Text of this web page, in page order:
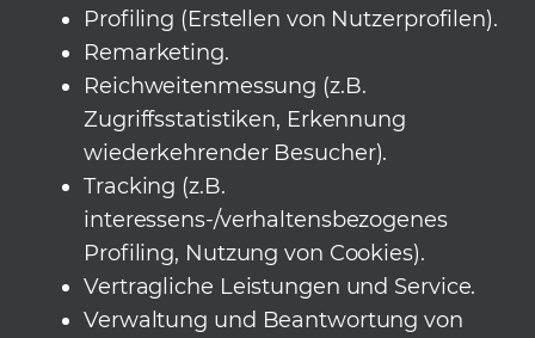
Profiling (Erstellen von Nutzerprofilen).
Remarketing.
Reichweitenmessung (z.B.
Zugriffsstatistiken, Erkennung
wiederkehrender Besucher).
Tracking (z.B.
interessens-/verhaltensbezogenes
Profiling, Nutzung von Cookies).
Vertragliche Leistungen und Service.
Verwaltung und Beantwortung von